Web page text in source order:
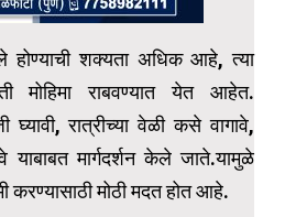
होण्याची शक्यता अधिक आहे, त्या
मोहिमा राबवण्यात येत आहेत.
घ्यावी, रात्रीच्या वेळी कसे वागावे,
मार्गदर्शन केले जाते.यामुळे
करण्यासाठी मोठी मदत होत आहे.